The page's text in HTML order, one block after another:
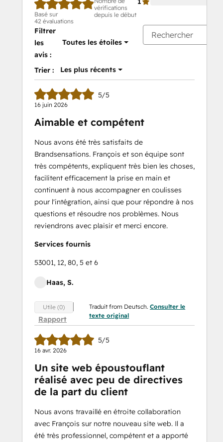
Basé sur
42 évaluations
vérifications
depuis le début
Filtrer
les
avis :
Toutes les étoiles
Trier : Les plus récents
5/5
16 juin 2026
Aimable et compétent
Nous avons été très satisfaits de
Brandsensations. François et son équipe sont
très compétents, expliquent très bien les choses,
facilitent efficacement la prise en main et
continuent à nous accompagner en coulisses
pour l'intégration, ainsi que pour répondre à nos
questions et résoudre nos problèmes. Nous
reviendrons avec plaisir et merci encore.
Services fournis
53001, 12, 80, 5 et 6
Haas, S.
Utile (0)
Rapport
Traduit from Deutsch.Consulter le
texte original
5/5
16 avr. 2026
Un site web époustouflant
réalisé avec peu de directives
de la part du client
Nous avons travaillé en étroite collaboration
avec François sur notre nouveau site web. Il a
été très professionnel, compétent et a apporté